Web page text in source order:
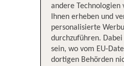
andere Technologien
Ihnen erheben und
personalisierte
durchzuführen.
sein, wo vom EU-
dortigen Behörden